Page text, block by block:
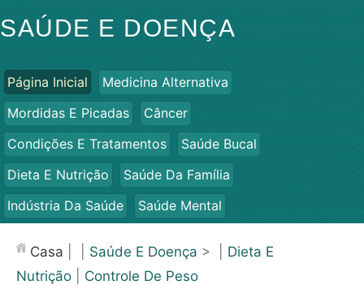
SAÚDE E DOENÇA
Página Inicial
Medicina Alternativa
Mordidas E Picadas
Câncer
Condições E Tratamentos
Saúde Bucal
Dieta E Nutrição
Saúde Da Família
Indústria Da Saúde
Saúde Mental
Saúde
Casa Saúde E Doença > | Dieta E
Nutrição
Controle De Peso